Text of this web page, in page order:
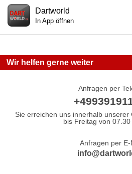
Dartworld
In App öffnen
Wir helfen gerne weiter
Anfragen per
Sie erreichen uns innerhalb unserer
bis Freitag von
Anfragen per E-